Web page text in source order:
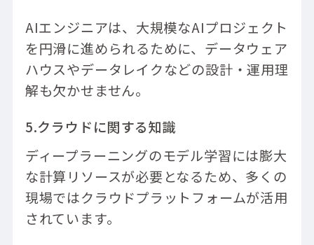
AIエンジニアは、大規模なAIプロジェクト
を円滑に進められるために、データウェア
ハウスやデータレイクなどの設計・運用理
解も欠かせません。
5.クラウドに関する知識
ディープラーニングのモデル学習には膨大
な計算リソースが必要となるため、多くの
現場ではクラウドプラットフォームが活用
されています。